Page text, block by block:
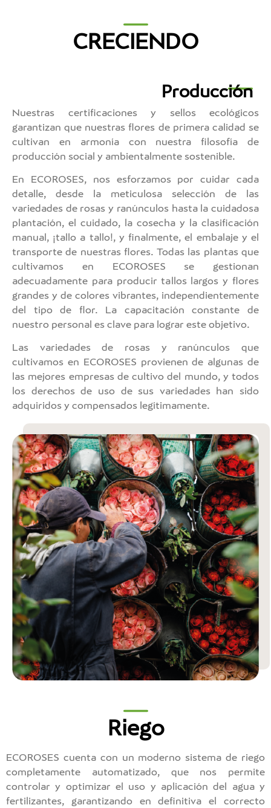
CRECIENDO
Producción
Nuestras certificaciones y sellos ecológicos
garantizan que nuestras flores de primera calidad se
cultivan en armonía con nuestra filosofía de
producción social y ambientalmente sostenible.
En ECOROSES, nos esforzamos por cuidar cada
detalle, desde la meticulosa selección de las
variedades de rosas y ranúnculos hasta la cuidadosa
plantación, el cuidado, la cosecha y la clasificación
manual, ¡tallo a tallo!, y finalmente, el embalaje y el
transporte de nuestras flores. Todas las plantas que
cultivamos en ECOROSES se gestionan
adecuadamente para producir tallos largos y flores
grandes y de colores vibrantes, independientemente
del tipo de flor. La capacitación constante de
nuestro personal es clave para lograr este objetivo.
Las variedades de rosas y ranúnculos que
cultivamos en ECOROSES provienen de algunas de
las mejores empresas de cultivo del mundo, y todos
los derechos de uso de sus variedades han sido
adquiridos y compensados ​​legítimamente.
Riego
ECOROSES cuenta con un moderno sistema de riego
completamente automatizado, que nos permite
controlar y optimizar el uso y aplicación del agua y
fertilizantes, garantizando en definitiva el correcto